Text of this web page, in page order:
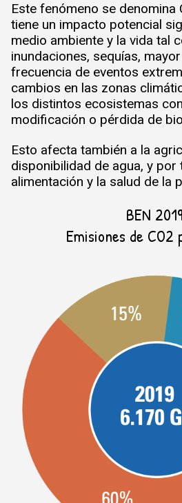
Este fenómeno se denomina
tiene un impacto potencial
medio ambiente y la vida tal
inundaciones, sequías,
frecuencia de eventos
cambios en las zonas
los distintos ecosistemas
modificación o pérdida de
Esto afecta también a la
disponibilidad de agua, y por
alimentación y la salud de la
BEN 2019
Emisiones de